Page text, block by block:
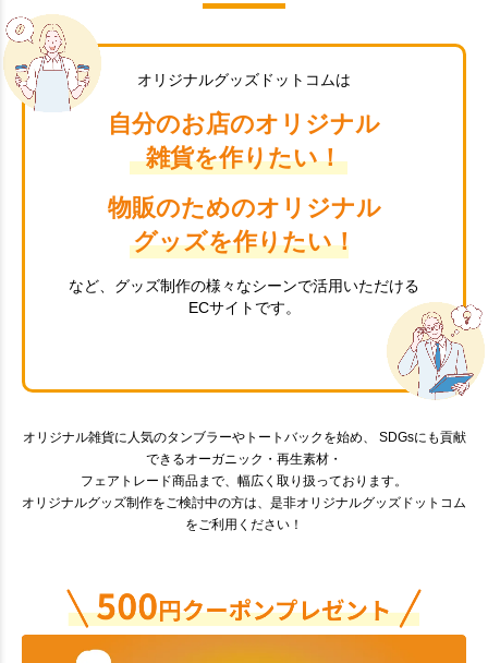
オリジナルグッズドットコムは
自分のお店のオリジナル
雑貨を作りたい！
物販のためのオリジナル
グッズを作りたい！
など、グッズ制作の様々なシーンで活用いただける
ECサイトです。
オリジナル雑貨に人気のタンブラーやトートバックを始め、 SDGsにも貢献
できるオーガニック・再生素材・
フェアトレード商品まで、幅広く取り扱っております。
オリジナルグッズ制作をご検討中の方は、是非オリジナルグッズドットコム
をご利用ください！